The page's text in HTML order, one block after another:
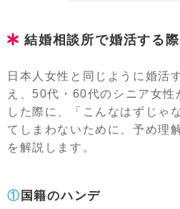
結婚相談所で婚活する
日本人女性と同じように婚活
え、50代・60代のシニア女性
した際に、「こんなはずじゃ
てしまわないために、予め理
を解説します。
①国籍のハンデ